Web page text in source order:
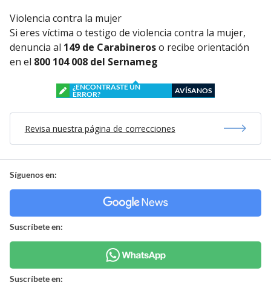
Violencia contra la mujer
Si eres víctima o testigo de violencia contra la mujer,
denuncia al 149 de Carabineroso recibe orientación
en el 800 104 008 del Sernameg
¿ENCONTRASTE UN
ERROR?
AVÍSANOS
Revisa nuestra página de correcciones
Síguenos en:
Suscríbete en:
Suscríbete en: